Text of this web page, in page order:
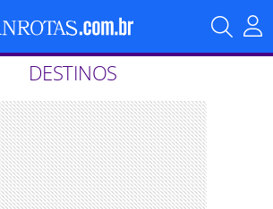
DESTINOS